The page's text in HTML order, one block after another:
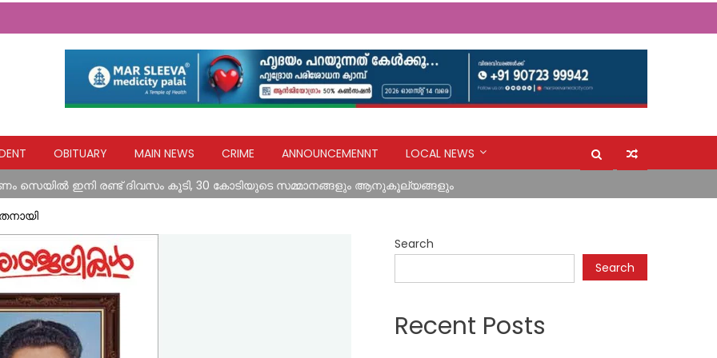
OBITUARY MAIN NEWS CRIME ANNOUNCEMENNT
LOCAL NEWS
സെയില്‍ ഇനി രണ്ട് ദിവസം കൂടി, 30 കോടിയുടെ സമ്മാനങ്ങളും ആനുകൂല്യങ്ങളും
ഫിദ ചാരിറ്റബിൾ ഫൗണ്ടേഷൻ
പ്രസവ വേദനയുമായി വാഹനങ്ങൾക്ക് കൈ നീട്ടി നിൽക്കുന്ന യുവതിക്കരികിലേക്ക് മാലാഖയായി എത്തിയത് മാർ സ്ലീവാ
അവഗണിച്ച പൊതുമരാമത്ത് മന്ത്രി പി.കെ. ബഷീറിന്റെ നടപടി പ്രതിഷേധാർഹം ബി ജെ പി
റോഡിലെ രാത്രികാല യാത്രയ്ക്കും വിനോദസഞ്ചാരകേന്ദ്രങ്ങലേയ്ക്കുള്ള പ്രവേശനത്തിനും വിലക്ക്
Search
Search
Recent Posts